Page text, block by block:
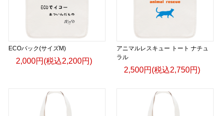
ECOバック(サイズM)
2,000円(税込2,200円)
アニマルレスキュー トート ナチュ
ラル
2,500円(税込2,750円)